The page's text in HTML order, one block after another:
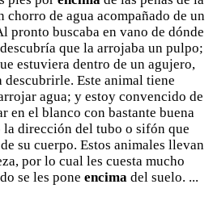
chorro de agua acompañado de un
pronto buscaba en vano de dónde
que la arrojaba un pulpo;
estuviera dentro de un agujero,
descubrirle. Este animal tiene
agua; y estoy convencido de
en el blanco con bastante buena
dirección del tubo o sifón que
su cuerpo. Estos animales llevan
por lo cual les cuesta mucho
se les pone encima del suelo. ...